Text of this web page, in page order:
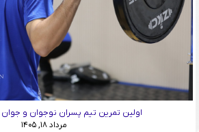
اولین تمرین تیم پسران نوجوان و جوان
مرداد ۱۸, ۱۴۰۵